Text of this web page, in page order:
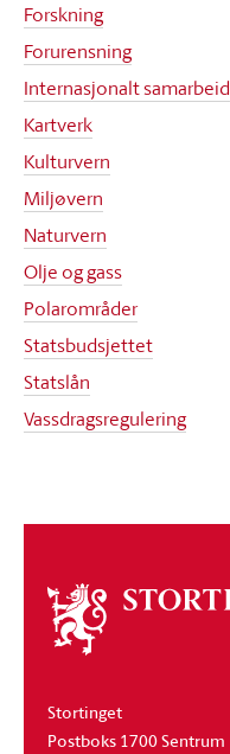
Forskning
Forurensning
Internasjonalt samarbeid
Kartverk
Kulturvern
Miljøvern
Naturvern
Olje og gass
Polarområder
Statsbudsjettet
Statslån
Vassdragsregulering
Om
stortinget
Stortinget
Postboks 1700 Sentrum